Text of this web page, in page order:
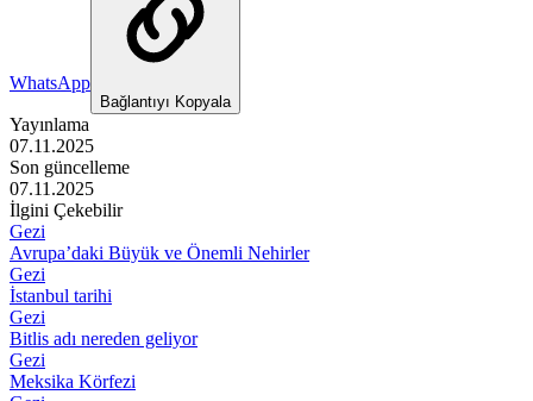
WhatsApp
Bağlantıyı Kopyala
Yayınlama
07.11.2025
Son güncelleme
07.11.2025
İlgini Çekebilir
Gezi
Avrupa’daki Büyük ve Önemli Nehirler
Gezi
İstanbul tarihi
Gezi
Bitlis adı nereden geliyor
Gezi
Meksika Körfezi